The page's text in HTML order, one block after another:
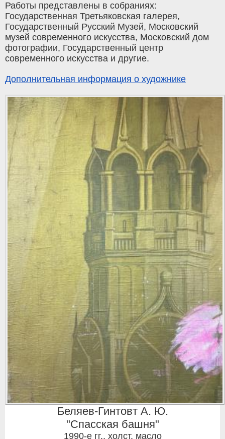
Работы представлены в собраниях:
Государственная Третьяковская галерея,
Государственный Русский Музей, Московский
музей современного искусства, Московский дом
фотографии, Государственный центр
современного искусства и другие.
Дополнительная информация о художнике
Беляев-Гинтовт А. Ю.
"Спасская башня"
1990-е гг., холст, масло